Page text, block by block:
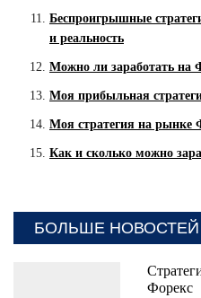
Беспроигрышные
и реальность
Можно ли заработать на
Моя прибыльная
Моя стратегия на рынке
Как и сколько можно
БОЛЬШЕ НОВОСТЕЙ
Форекс